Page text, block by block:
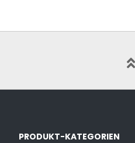
PRODUKT-KATEGORIEN